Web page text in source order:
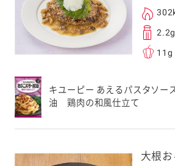
2.2g
11g
キユーピー あえるパスタソ
油 鶏肉の和風仕立て
大根